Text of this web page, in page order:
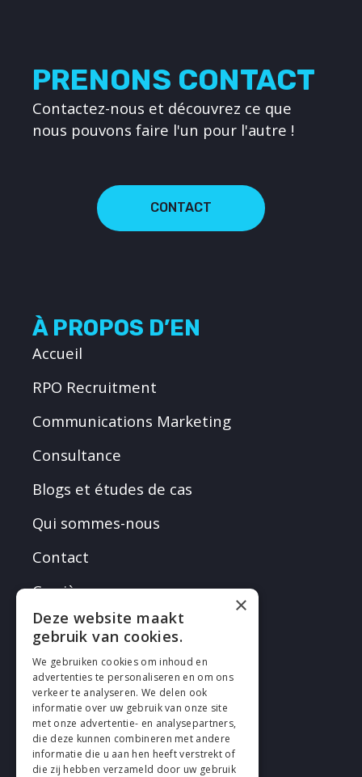
PRENONS CONTACT
Contactez-nous et découvrez ce que
nous pouvons faire l'un pour l'autre !
CONTACT
À PROPOS D’EN
Accueil
RPO Recruitment
Communications Marketing
Consultance
Blogs et études de cas
Qui sommes-nous
Contact
Carrières
SUIVEZ EN
×
Deze website maakt
gebruik van cookies.
We gebruiken cookies om inhoud en
advertenties te personaliseren en om ons
verkeer te analyseren. We delen ook
informatie over uw gebruik van onze site
met onze advertentie- en analysepartners,
die deze kunnen combineren met andere
informatie die u aan hen heeft verstrekt of
die zij hebben verzameld door uw gebruik